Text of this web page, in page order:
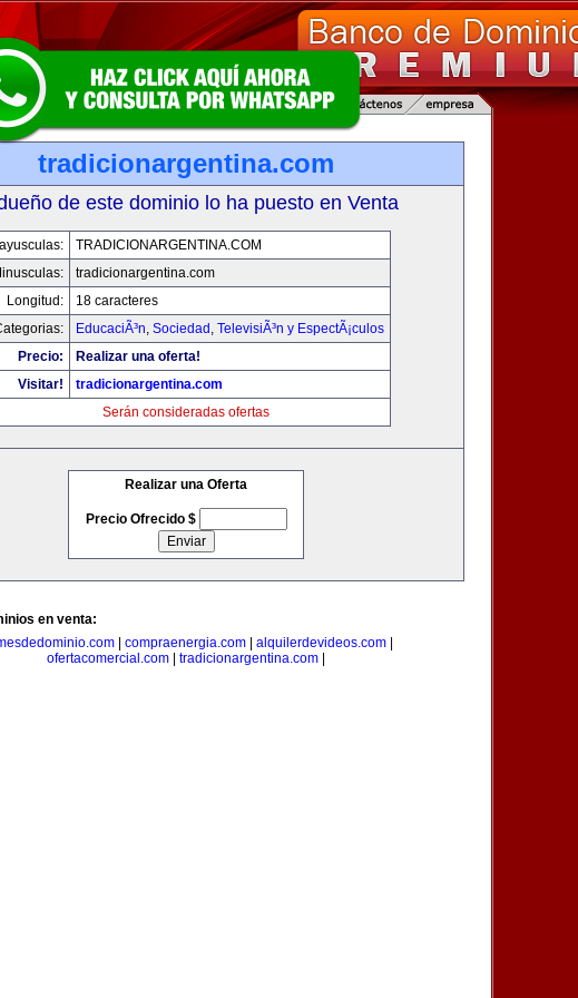
tradicionargentina.com
de este dominio lo ha puesto en Venta
TRADICIONARGENTINA.COM
tradicionargentina.com
Longitud:
18 caracteres
EducaciÃ³n, Sociedad , TelevisiÃ³n y EspectÃ¡culos
Precio:
Realizar una oferta!
Visitar!
tradicionargentina.com
Serán consideradas ofertas
Realizar una Oferta
Precio Ofrecido $
en venta:
| compraenergia.com| alquilerdevideos.com|
ofertacomercial.com
tradicionargentina.com